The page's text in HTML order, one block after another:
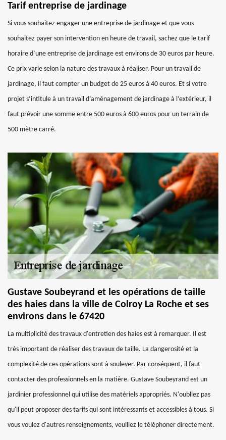
Tarif entreprise de jardinage
Si vous souhaitez engager une entreprise de jardinage et que vous
souhaitez payer son intervention en heure de travail, sachez que le tarif
horaire d’une entreprise de jardinage est environs de 30 euros par heure.
Ce prix varie selon la nature des travaux à réaliser. Pour un travail de
jardinage, il faut compter un budget de 25 euros à 40 euros. Et si votre
projet s’intitule à un travail d’aménagement de jardinage à l’extérieur, il
faut prévoir une somme entre 500 euros à 600 euros pour un terrain de
500 mètre carré.
Gustave Soubeyrand et les opérations de taille
des haies dans la ville de Colroy La Roche et ses
environs dans le 67420
La multiplicité des travaux d'entretien des haies est à remarquer. Il est
très important de réaliser des travaux de taille. La dangerosité et la
complexité de ces opérations sont à soulever. Par conséquent, il faut
contacter des professionnels en la matière. Gustave Soubeyrand est un
jardinier professionnel qui utilise des matériels appropriés. N'oubliez pas
qu'il peut proposer des tarifs qui sont intéressants et accessibles à tous. Si
vous voulez d'autres renseignements, veuillez le téléphoner directement.